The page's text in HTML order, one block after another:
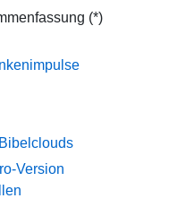
(*)
Version